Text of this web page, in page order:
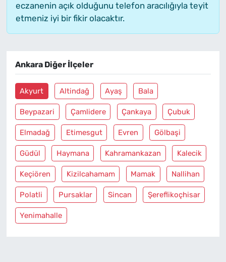
eczanenin açık olduğunu telefon aracılığıyla teyit
etmeniz iyi bir fikir olacaktır.
Ankara Diğer İlçeler
Akyurt Altindağ Ayaş Bala
Beypazari Çamlidere Çankaya Çubuk
Elmadağ Etimesgut Evren Gölbaşi
Güdül Haymana Kahramankazan Kalecik
Keçiören Kizilcahamam Mamak Nallihan
Polatli Pursaklar Sincan Şereflikoçhisar
Yenimahalle